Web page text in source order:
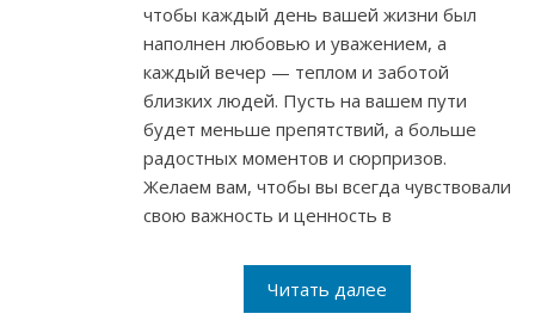
чтобы каждый день вашей жизни был
наполнен любовью и уважением, а
каждый вечер — теплом и заботой
близких людей. Пусть на вашем пути
будет меньше препятствий, а больше
радостных моментов и сюрпризов.
Желаем вам, чтобы вы всегда чувствовали
свою важность и ценность в
Читать далее